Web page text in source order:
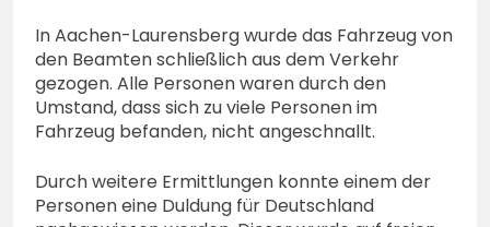
In Aachen-Laurensberg wurde das Fahrzeug von
den Beamten schließlich aus dem Verkehr
gezogen. Alle Personen waren durch den
Umstand, dass sich zu viele Personen im
Fahrzeug befanden, nicht angeschnallt.
Durch weitere Ermittlungen konnte einem der
Personen eine Duldung für Deutschland